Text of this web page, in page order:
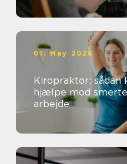
01. May 2026
Kiropraktor: sådan
hjælpe mod
arbejde